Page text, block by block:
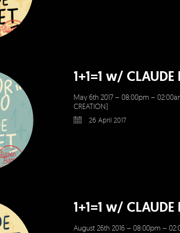
1+1=1 w/
May 6th 2017 – 08:00pm –
CREATION)
26 April 2017
1+1=1 w/
August 26th 2016 – 08:00pm –